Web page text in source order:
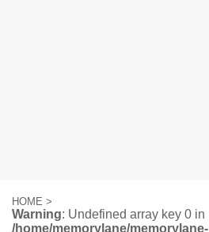
HOME >
Warning: Undefined array key 0 in
/home/memorylane/memorylane-